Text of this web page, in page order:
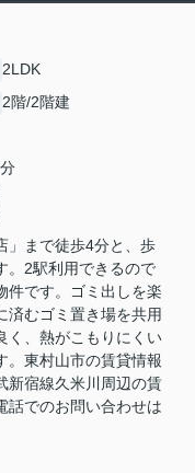
2LDK
2階/2階建
」まで徒歩4分と、歩
。2駅利用できるので
件です。ゴミ出しを楽
済むゴミ置き場を共用
く、熱がこもりにくい
。東村山市の賃貸情報
新宿線久米川周辺の賃
話でのお問い合わせは